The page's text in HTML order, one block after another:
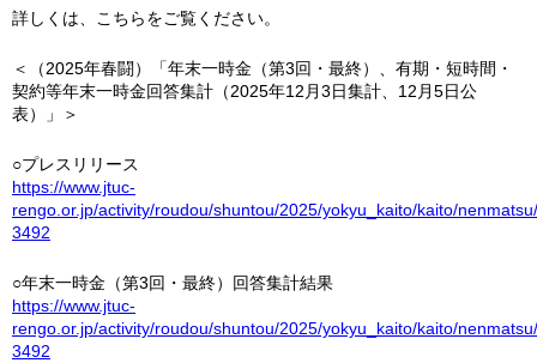
詳しくは、こちらをご覧ください。
＜（2025年春闘）「年末一時金（第3回・最終）、有期・短時間・
契約等年末一時金回答集計（2025年12月3日集計、12月5日公
表）」＞
○プレスリリース
https://www.jtuc-
rengo.or.jp/activity/roudou/shuntou/2025/yokyu_kaito/kaito/
3492
○年末一時金（第3回・最終）回答集計結果
https://www.jtuc-
rengo.or.jp/activity/roudou/shuntou/2025/yokyu_kaito/kaito/
3492